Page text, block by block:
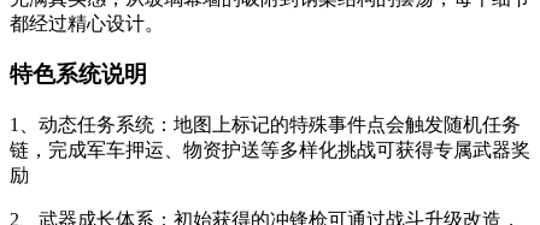
都经过精心设计。
特色系统说明
1、动态任务系统：地图上标记的特殊事件点会触发随机任务
链，完成军车押运、物资护送等多样化挑战可获得专属武器奖
励
2、武器成长体系：初始获得的冲锋枪可通过战斗升级改造，